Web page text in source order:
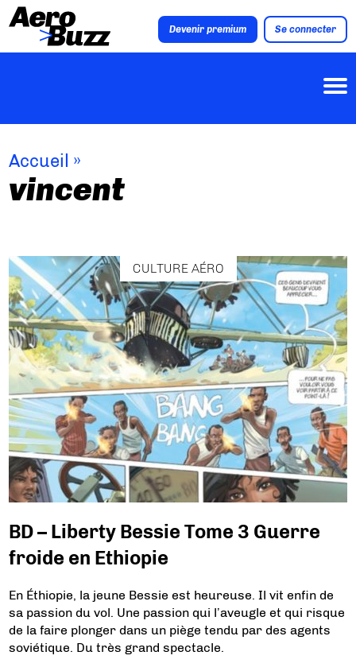
Devenir premium Se connecter
Accueil »
vincent
CULTURE AÉRO
BD – Liberty Bessie Tome 3 Guerre
froide en Ethiopie
En Éthiopie, la jeune Bessie est heureuse. Il vit enfin de
sa passion du vol. Une passion qui l’aveugle et qui risque
de la faire plonger dans un piège tendu par des agents
soviétique. Du très grand spectacle.